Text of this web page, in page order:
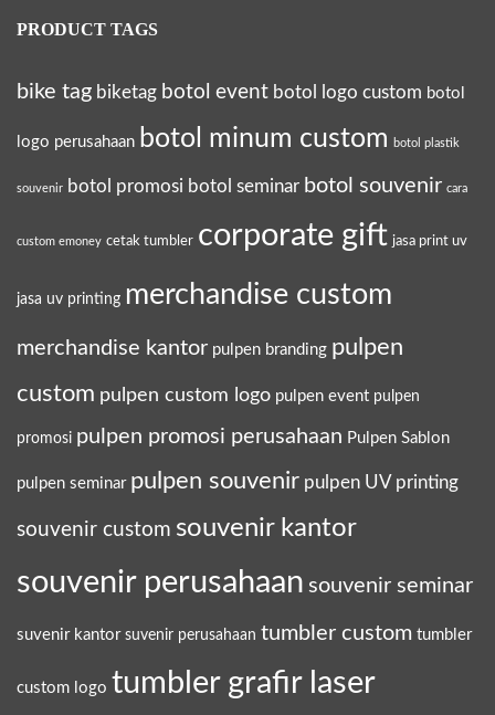
PRODUCT TAGS
bike tag biketag botol event botol logo custom botol
logo perusahaan botol minum custom botol plastik
souvenir botol promosi botol seminar botol souvenir cara
custom emoney cetak tumbler corporate gift jasa print uv
jasa uv printing merchandise custom
merchandise kantor pulpen branding pulpen
custom pulpen custom logo pulpen event pulpen
promosi pulpen promosi perusahaan Pulpen Sablon
pulpen seminar pulpen souvenir pulpen UV printing
souvenir custom souvenir kantor
souvenir perusahaan souvenir seminar
suvenir kantor suvenir perusahaan tumbler custom tumbler
custom logo tumbler grafir laser